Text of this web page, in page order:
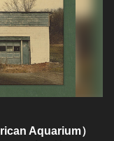
Aquarium）